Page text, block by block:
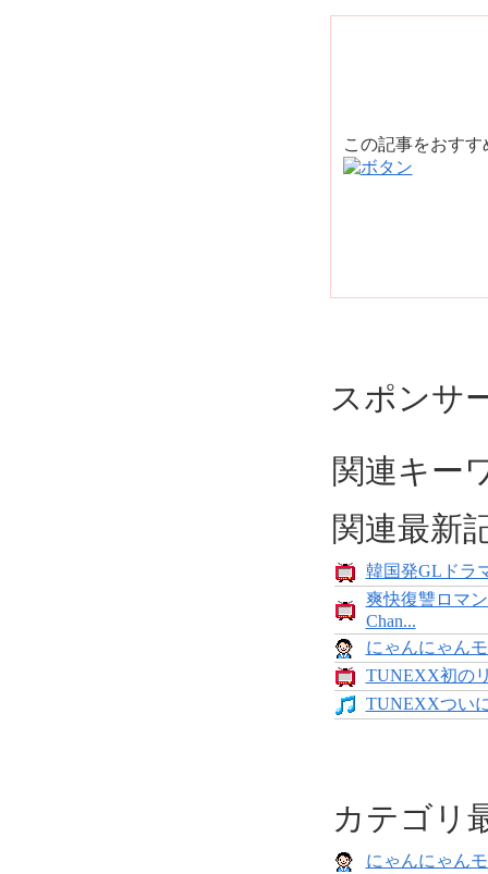
この記事をおす
スポンサ
関連キー
関連最新
韓国発GLドラ
爽快復讐ロマ
Chan...
にゃんにゃん
TUNEXX初の
TUNEXXつい
カテゴリ
にゃんにゃん